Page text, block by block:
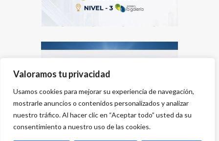
Valoramos tu privacidad
Usamos cookies para mejorar su experiencia de navegación,
mostrarle anuncios o contenidos personalizados y analizar
nuestro tráfico. Al hacer clic en “Aceptar todo” usted da su
consentimiento a nuestro uso de las cookies.